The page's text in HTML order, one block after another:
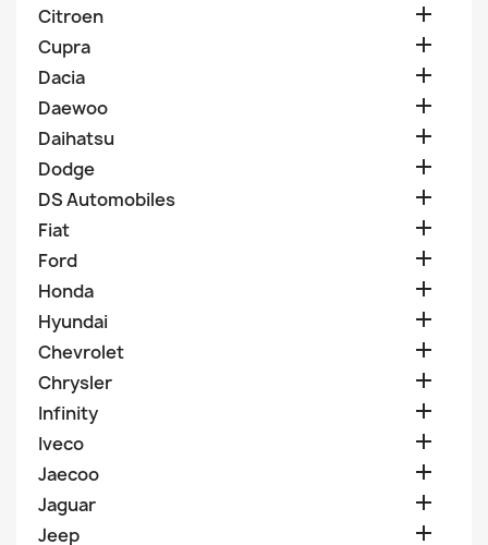
Citroen 
Cupra 
Dacia 
Daewoo 
Daihatsu 
Dodge 
DS Automobiles 
Fiat 
Ford 
Honda 
Hyundai 
Chevrolet 
Chrysler 
Infinity 
Iveco 
Jaecoo 
Jaguar 
Jeep 